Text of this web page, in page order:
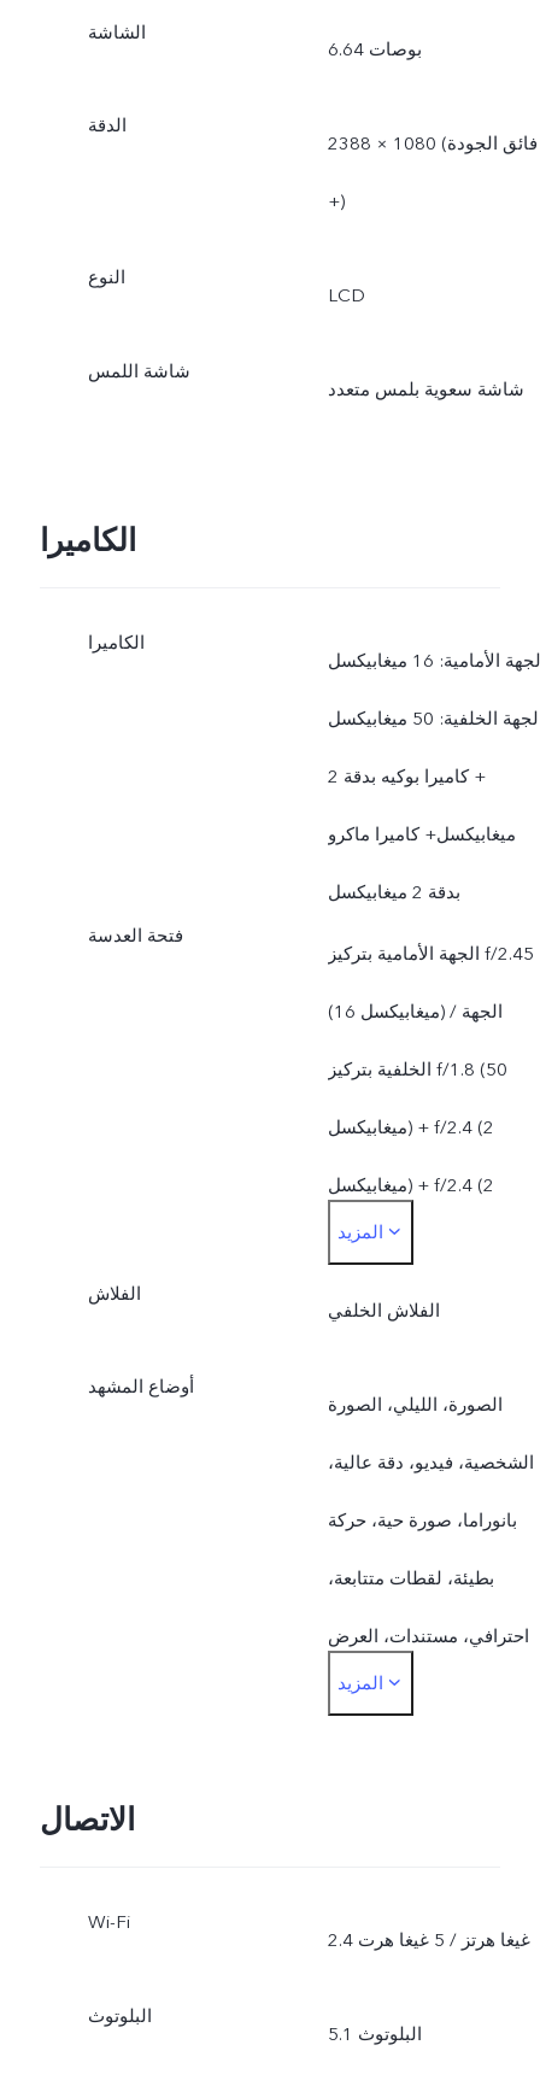
الشاشة
6.64 بوصات
الدقة
2388 × 1080 (فائق الجودة
+)
النوع
LCD
شاشة اللمس
شاشة سعوية بلمس متعدد
الكاميرا
الكاميرا
الأمامية: 16 ميغابيكسل
الجهة الخلفية: 50 ميغابيكسل
+ كاميرا بوكيه بدقة 2
ميغابيكسل+ كاميرا ماكرو
بدقة 2 ميغابيكسل
فتحة العدسة
الجهة الأمامية بتركيز f/2.45
(16 ميغابيكسل) / الجهة
الخلفية بتركيز f/1.8 (50
ميغابيكسل) + f/2.4 (2
ميغابيكسل) + f/2.4 (2
المزيد
الفلاش
الفلاش الخلفي
أوضاع المشهد
الصورة، الليلي، الصورة
الشخصية، فيديو، دقة عالية،
بانوراما، صورة حية، حركة
بطيئة، لقطات متتابعة،
احترافي، مستندات، العرض
المزدوج
المزيد
الاتصال
Wi-Fi
2.4 غيغا هرتز / 5 غيغا هرت
البلوتوث
البلوتوث 5.1